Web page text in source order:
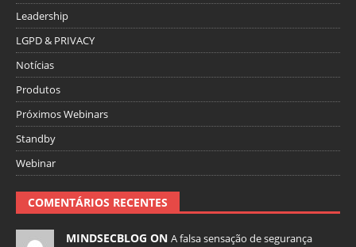
Leadership
LGPD & PRIVACY
Notícias
Produtos
Próximos Webinars
Standby
Webinar
COMENTÁRIOS RECENTES
MINDSECBLOG ON A falsa sensação de segurança